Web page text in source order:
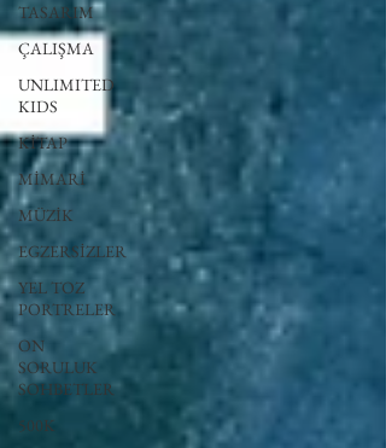
TASARIM
ÇALIŞMA
UNLIMITED
KIDS
KİTAP
MİMARİ
MÜZİK
EGZERSİZLER
YEL TOZ
PORTRELER
ON
SORULUK
SOHBETLER
500K